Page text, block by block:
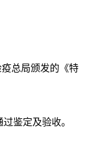
疫总局颁发的《特
鉴定及验收。